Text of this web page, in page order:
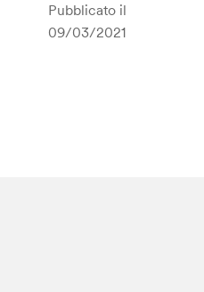
Pubblicato il
09/03/2021